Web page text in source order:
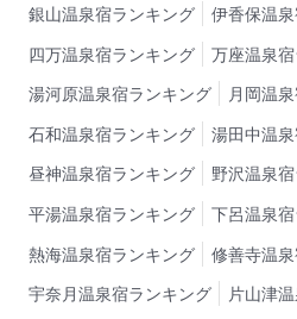
銀山温泉宿ランキング
伊香保温
四万温泉宿ランキング
万座温泉
湯河原温泉宿ランキング
月岡温
石和温泉宿ランキング
湯田中温
昼神温泉宿ランキング
野沢温泉
平湯温泉宿ランキング
下呂温泉
熱海温泉宿ランキング
修善寺温
宇奈月温泉宿ランキング
片山津